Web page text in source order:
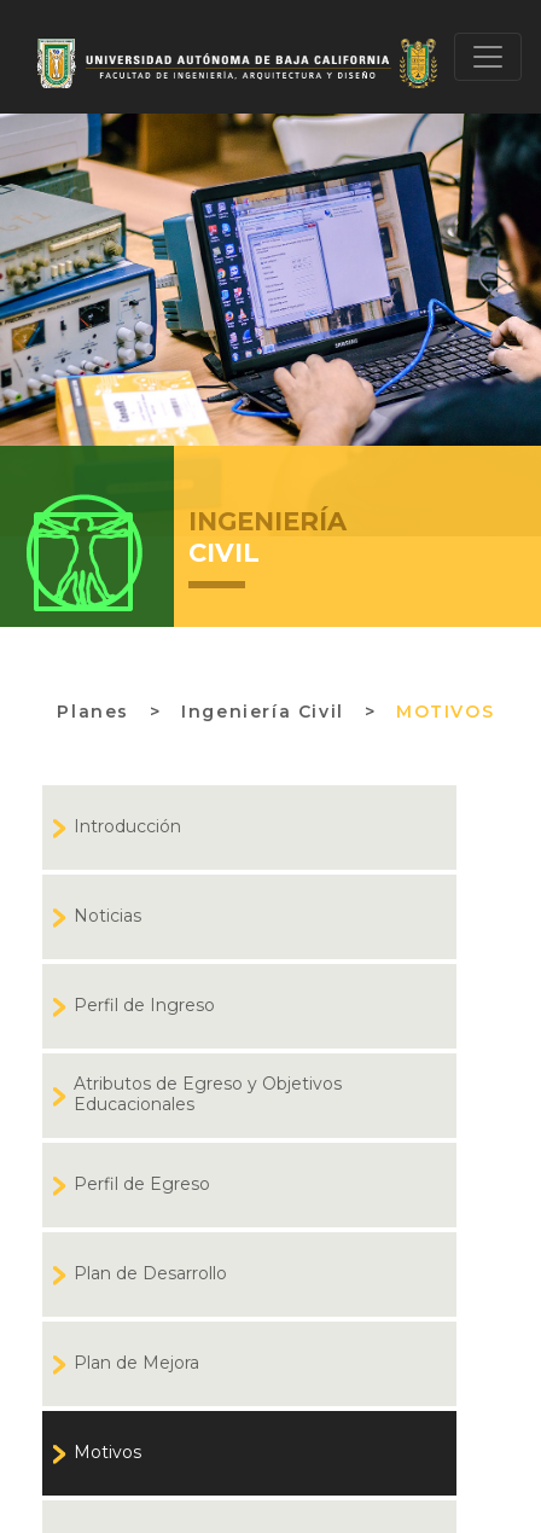
INGENIERÍA
CIVIL
Planes > Ingeniería Civil > MOTIVOS
Introducción
Noticias
Perfil de Ingreso
Atributos de Egreso y Objetivos
Educacionales
Perfil de Egreso
Plan de Desarrollo
Plan de Mejora
Motivos